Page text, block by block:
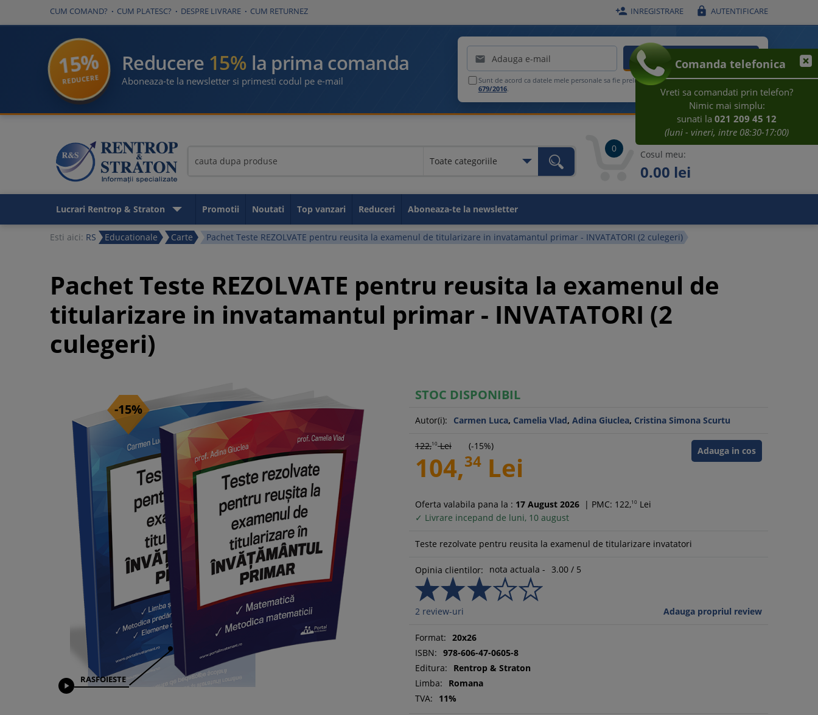
CUM COMAND? CUM PLATESC? DESPRE LIVRARE CUM RETURNEZ  INREGISTRARE  AUTENTIFICARE
15%
REDUCERE
Reducere 15% la prima comanda
Aboneaza-te la newsletter si primesti codul pe e-mail
 ACTIVEAZA REDUCEREA
Sunt de acord ca datele mele personale sa fie prelucrate conformRegulamentului UE
679/2016.
Toate categoriile
Toate categoriile
Educationale
Legislatia muncii
Contabilitate
Fiscalitate
GDPR
Idei de afaceri
Resurse umane
Securitate si Sanatate in Munca
Carti utile
Sanatate
Administratie publica
Carti de parenting
Carti despre sport
Taxe si impozite
0
Cosul meu:
0.00 lei
Lucrari Rentrop & Straton Promotii Noutati Top vanzari Reduceri Aboneaza-te la newsletter
Esti aici: RS Educationale Carte Pachet Teste REZOLVATE pentru reusita la examenul de titularizare in invatamantul primar - INVATATORI (2 culegeri)
Pachet Teste REZOLVATE pentru reusita la examenul de
titularizare in invatamantul primar - INVATATORI (2
culegeri)
-15%

RASFOIESTE
STOC DISPONIBIL
Autor(i): Carmen Luca, Camelia Vlad, Adina Giuclea, Cristina Simona Scurtu
Adauga in cos
122,10Lei (-15%)
104,34 Lei
Oferta valabila pana la : 17 August 2026 | PMC: 122,10 Lei
✓ Livrare incepand de luni, 10 august
Teste rezolvate pentru reusita la examenul de titularizare invatatori
Opinia clientilor: nota actuala - 3.00 / 5
2 review-uri Adauga propriul review
Format: 20x26
ISBN: 978-606-47-0605-8
Editura:
Rentrop & Straton
Limba:
Romana
TVA:
11%
Comanda telefonica
Vreti sa comandati prin telefon?
Nimic mai simplu:
sunati la 021 209 45 12
(luni - vineri, intre 08:30-17:00)